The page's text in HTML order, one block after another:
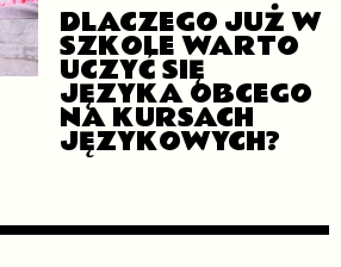
DLACZEGO JUŻ W
SZKOLE WARTO
UCZYĆ SIĘ
JĘZYKA OBCEGO
NA KURSACH
JĘZYKOWYCH?